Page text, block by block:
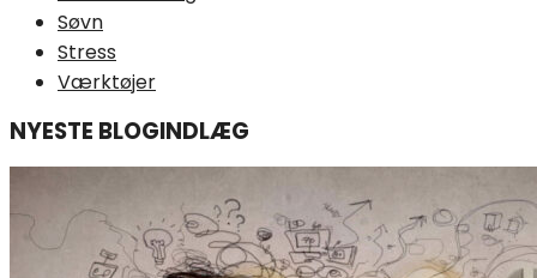
Søvn
Stress
Værktøjer
NYESTE BLOGINDLÆG